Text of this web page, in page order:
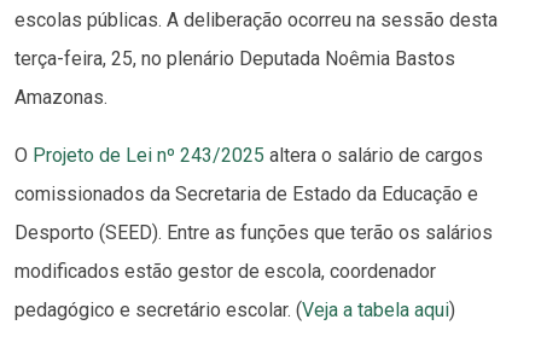
escolas públicas. A deliberação ocorreu na sessão desta
terça-feira, 25, no plenário Deputada Noêmia Bastos
Amazonas.
O Projeto de Lei nº 243/2025 altera o salário de cargos
comissionados da Secretaria de Estado da Educação e
Desporto (SEED). Entre as funções que terão os salários
modificados estão gestor de escola, coordenador
pedagógico e secretário escolar. (Veja a tabela aqui)